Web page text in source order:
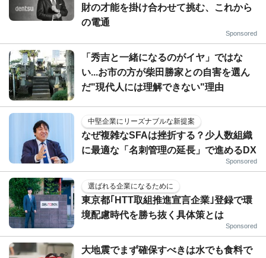
財の才能を掛け合わせて挑む、これから
の電通
Sponsored
「秀吉と一緒になるのがイヤ」ではな
い...お市の方が柴田勝家との自害を選ん
だ"現代人には理解できない"理由
中堅企業にリーズナブルな新提案
なぜ複雑なSFAは挫折する？少人数組織
に最適な「名刺管理の延長」で進めるDX
Sponsored
選ばれる企業になるために
東京都｢HTT取組推進宣言企業｣登録で環
境配慮時代を勝ち抜く具体策とは
Sponsored
大地震でまず確保すべきは水でも食料で